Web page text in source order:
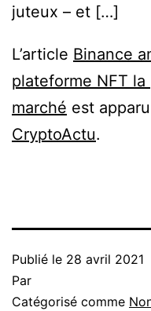
juteux – et […]
L’article Binance
plateforme NFT
marché est
CryptoActu.
Publié le 28 avril 2021
Par
Catégorisé comme